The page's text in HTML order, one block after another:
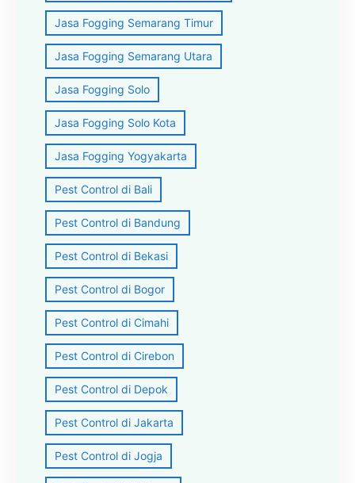
Jasa Fogging Semarang Timur
Jasa Fogging Semarang Utara
Jasa Fogging Solo
Jasa Fogging Solo Kota
Jasa Fogging Yogyakarta
Pest Control di Bali
Pest Control di Bandung
Pest Control di Bekasi
Pest Control di Bogor
Pest Control di Cimahi
Pest Control di Cirebon
Pest Control di Depok
Pest Control di Jakarta
Pest Control di Jogja